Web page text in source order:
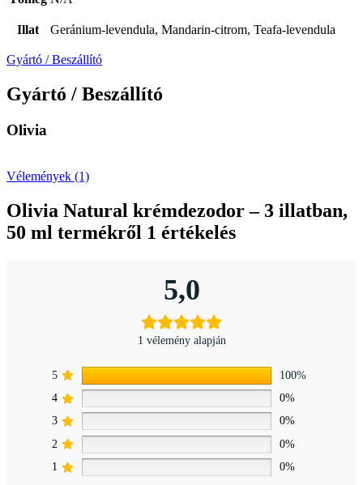
Illat Geránium-levendula, Mandarin-citrom, Teafa-levendula
Gyártó / Beszállító
Gyártó / Beszállító
Olivia
Vélemények (1)
Olivia Natural krémdezodor – 3 illatban,
50 ml termékről 1 értékelés
5,0
1 vélemény alapján
5
100%
4
0%
3
0%
2
0%
1
0%